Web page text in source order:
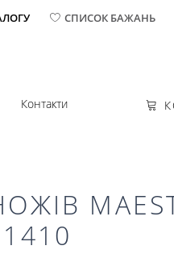
СПИСОК БАЖАНЬ
Контакти